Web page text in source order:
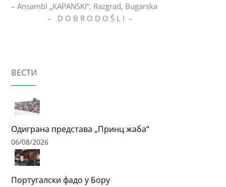
– Ansambl „KAPANSKI“, Razgrad, Bugarska
– D O B R O D O Š L I –
ВЕСТИ
Одиграна представа „Принц жаба“
06/08/2026
Португалски фадо у Бору